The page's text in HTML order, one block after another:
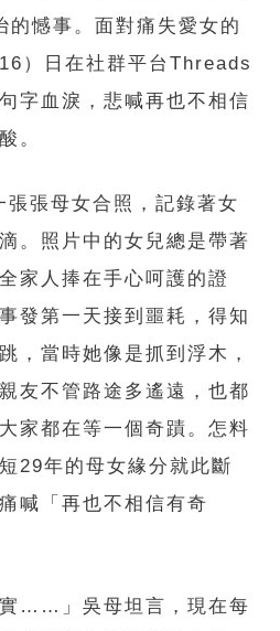
的憾事。面對痛失愛女的
）日在社群平台Threads
字血淚，悲喊再也不相信
。
張母女合照，記錄著女
。照片中的女兒總是帶著
家人捧在手心呵護的證
發第一天接到噩耗，得知
，當時她像是抓到浮木，
友不管路途多遙遠，也都
家都在等一個奇蹟。怎料
29年的母女緣分就此斷
喊「再也不相信有奇
實……」吳母坦言，現在每